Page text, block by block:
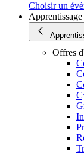
Choisir un
Apprentissage
Offres